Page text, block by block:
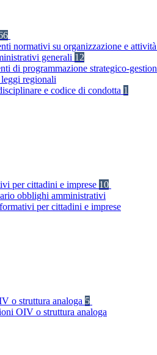
normativi su organizzazione e attività
generali 12
di programmazione strategico-
leggi regionali
e codice di condotta 1
per cittadini e imprese 10
obblighi amministrativi
per cittadini e imprese
o struttura analoga 5
OIV o struttura analoga